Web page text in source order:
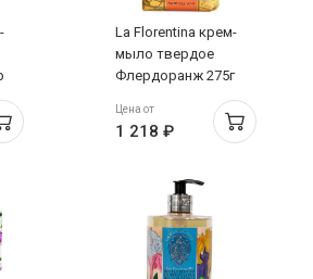
La Florentina крем-
мыло твердое
Флердоранж 275г
Цена от
1 218 ₽